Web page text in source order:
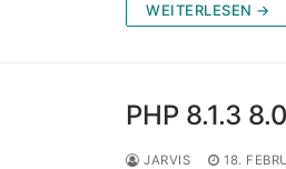
WEITERLESEN →
PHP 8.1.3
JARVIS 18.